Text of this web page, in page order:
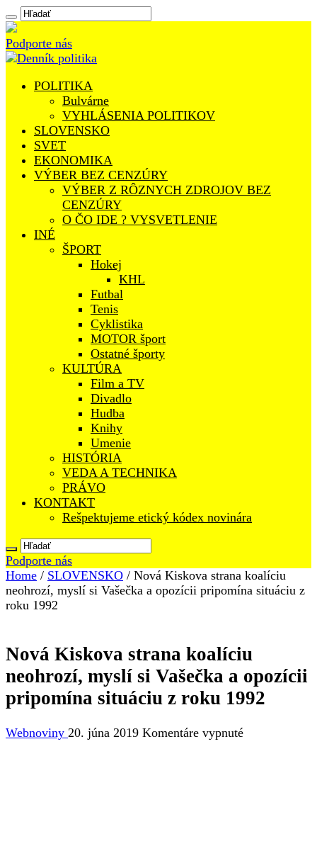
Podporte nás
POLITIKA
Bulvárne
VYHLÁSENIA POLITIKOV
SLOVENSKO
SVET
EKONOMIKA
VÝBER BEZ CENZÚRY
VÝBER Z RÔZNYCH ZDROJOV BEZ
CENZÚRY
O ČO IDE ? VYSVETLENIE
INÉ
ŠPORT
Hokej
KHL
Futbal
Tenis
Cyklistika
MOTOR šport
Ostatné športy
KULTÚRA
Film a TV
Divadlo
Hudba
Knihy
Umenie
HISTÓRIA
VEDA A TECHNIKA
PRÁVO
KONTAKT
Rešpektujeme etický kódex novinára
Podporte nás
Home / SLOVENSKO / Nová Kiskova strana koalíciu
neohrozí, myslí si Vašečka a opozícii pripomína situáciu z
roku 1992
Nová Kiskova strana koalíciu
neohrozí, myslí si Vašečka a opozícii
pripomína situáciu z roku 1992
Webnoviny 20. júna 2019 Komentáre vypnuténa